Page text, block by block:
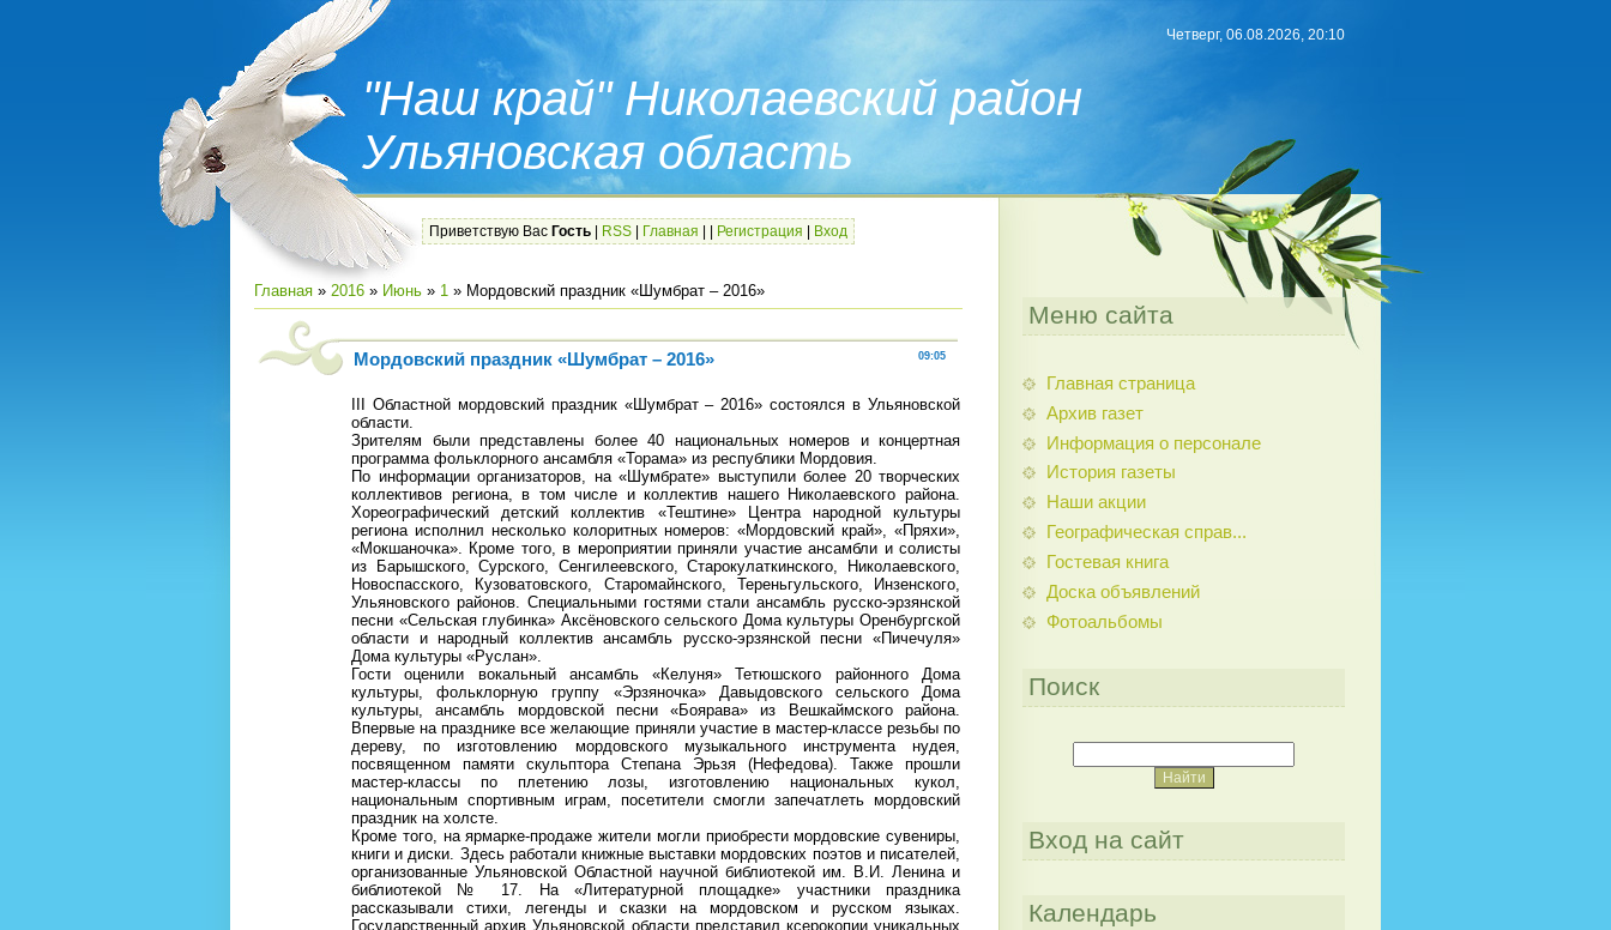
"Наш край" Николаевский район
Ульяновская область
Четверг, 06.08.2026, 20:10
Приветствую Вас Гость RSS Главная Регистрация Вход
Главная » 2016 » Июнь » 1 » Мордовский праздник «Шумбрат – 2016»
09:05
Мордовский праздник «Шумбрат – 2016»
III Областной мордовский праздник «Шумбрат – 2016» состоялся в Ульяновской
области.
Зрителям были представлены более 40 национальных номеров и концертная
программа фольклорного ансамбля «Торама» из республики Мордовия.
По информации организаторов, на «Шумбрате» выступили более 20 творческих
коллективов региона, в том числе и коллектив нашего Николаевского района.
Хореографический детский коллектив «Тештине» Центра народной культуры
региона исполнил несколько колоритных номеров: «Мордовский край», «Пряхи»,
«Мокшаночка». Кроме того, в мероприятии приняли участие ансамбли и солисты
из Барышского, Сурского, Сенгилеевского, Старокулаткинского, Николаевского,
Новоспасского, Кузоватовского, Старомайнского, Тереньгульского, Инзенского,
Ульяновского районов. Специальными гостями стали ансамбль русско-эрзянской
песни «Сельская глубинка» Аксёновского сельского Дома культуры Оренбургской
области и народный коллектив ансамбль русско-эрзянской песни «Пичечуля»
Дома культуры «Руслан».
Гости оценили вокальный ансамбль «Келуня» Тетюшского районного Дома
культуры, фольклорную группу «Эрзяночка» Давыдовского сельского Дома
культуры, ансамбль мордовской песни «Боярава» из Вешкаймского района.
Впервые на празднике все желающие приняли участие в мастер-классе резьбы по
дереву, по изготовлению мордовского музыкального инструмента нудея,
посвященном памяти скульптора Степана Эрьзя (Нефедова). Также прошли
мастер-классы по плетению лозы, изготовлению национальных кукол,
национальным спортивным играм, посетители смогли запечатлеть мордовский
праздник на холсте.
Кроме того, на ярмарке-продаже жители могли приобрести мордовские сувениры,
книги и диски. Здесь работали книжные выставки мордовских поэтов и писателей,
организованные Ульяновской Областной научной библиотекой им. В.И. Ленина и
библиотекой № 17. На «Литературной площадке» участники праздника
рассказывали стихи, легенды и сказки на мордовском и русском языках.
Государственный архив Ульяновской области представил ксерокопии уникальных
Меню сайта
Главная страница
Архив газет
Информация о персонале
История газеты
Наши акции
Географическая справ...
Гостевая книга
Доска объявлений
Фотоальбомы
Поиск
Вход на сайт
Календарь